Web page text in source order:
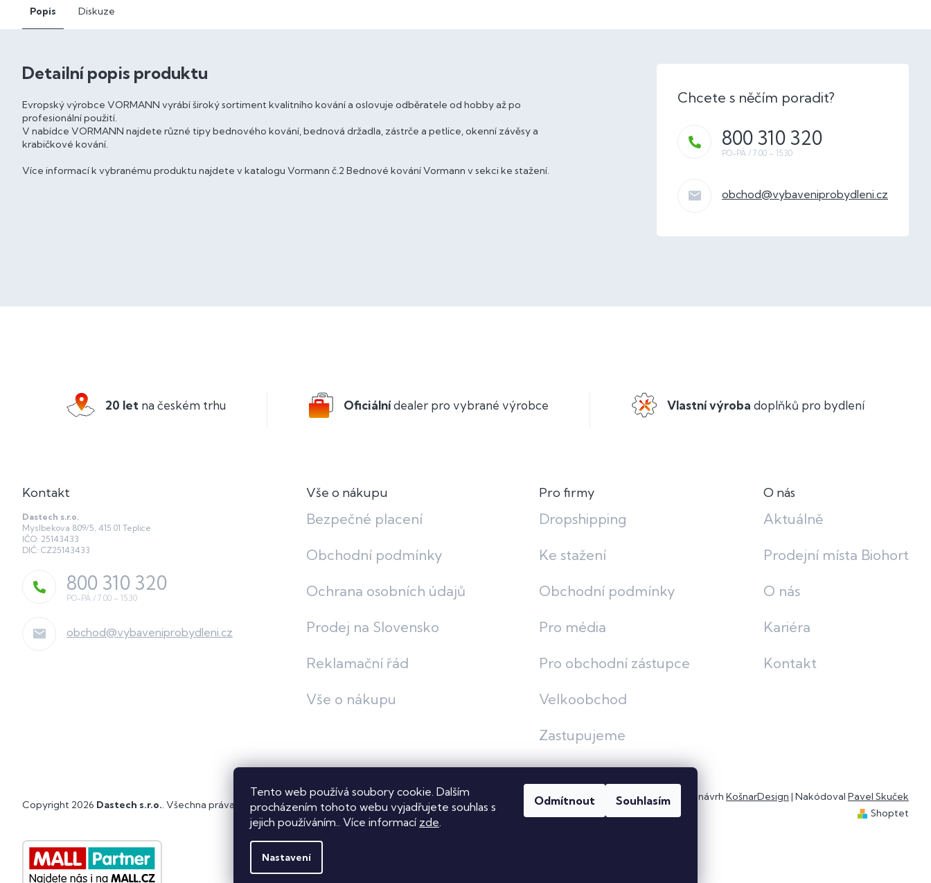
Tento web používá soubory cookie. Dalším
procházením tohoto webu vyjadřujete souhlas s
jejich používáním.. Více informací zde.
Nastavení
Odmítnout Souhlasím
Popis Diskuze
Detailní popis produktu
Evropský výrobce VORMANN vyrábí široký sortiment kvalitního kování a oslovuje odběratele od hobby až po
profesionální použití.
V nabídce VORMANN najdete různé tipy bednového kování, bednová držadla, zástrče a petlice, okenní závěsy a
krabičkové kování.
Více informací k vybranému produktu najdete v katalogu Vormann č.2 Bednové kování Vormann v sekci ke stažení.
obchod@vybaveniprobydleni.cz
800 310 320
20 let na českém trhu Oficiálnídealer pro vybrané výrobce Vlastní výroba doplňků pro bydlení
Kontakt
Dastech s.r.o.
Myslbekova 809/5, 415 01 Teplice
IČO: 25143433
DIČ: CZ25143433
obchod@vybaveniprobydleni.cz
800 310 320
Vše o nákupu
Bezpečné placení
Obchodní podmínky
Ochrana osobních údajů
Prodej na Slovensko
Reklamační řád
Vše o nákupu
Pro firmy
Dropshipping
Ke stažení
Obchodní podmínky
Pro média
Pro obchodní zástupce
Velkoobchod
Zastupujeme
O nás
Aktuálně
Prodejní místa Biohort
O nás
Kariéra
Kontakt
Grafický návrh KošnarDesign | Nakódoval Pavel Skuček
Shoptet
Copyright 2026 Dastech s.r.o.. Všechna práva vyhrazena.Upravit nastavení cookies